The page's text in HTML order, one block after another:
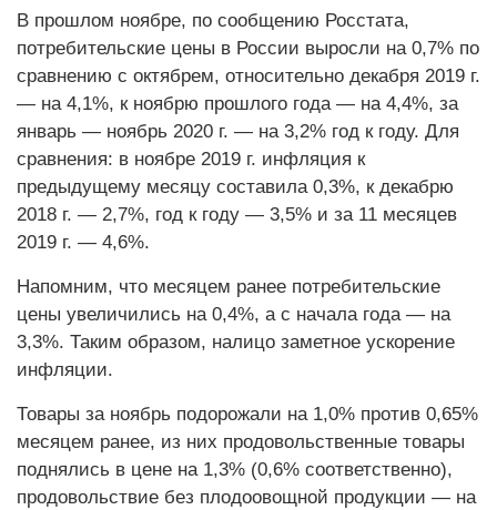
В прошлом ноябре, по сообщению Росстата,
потребительские цены в России выросли на 0,7% по
сравнению с октябрем, относительно декабря 2019 г.
— на 4,1%, к ноябрю прошлого года — на 4,4%, за
январь — ноябрь 2020 г. — на 3,2% год к году. Для
сравнения: в ноябре 2019 г. инфляция к
предыдущему месяцу составила 0,3%, к декабрю
2018 г. — 2,7%, год к году — 3,5% и за 11 месяцев
2019 г. — 4,6%.
Напомним, что месяцем ранее потребительские
цены увеличились на 0,4%, а с начала года — на
3,3%. Таким образом, налицо заметное ускорение
инфляции.
Товары за ноябрь подорожали на 1,0% против 0,65%
месяцем ранее, из них продовольственные товары
поднялись в цене на 1,3% (0,6% соответственно),
продовольствие без плодоовощной продукции — на